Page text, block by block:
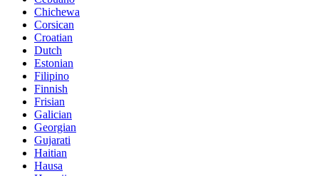
Chichewa
Corsican
Croatian
Dutch
Estonian
Filipino
Finnish
Frisian
Galician
Georgian
Gujarati
Haitian
Hausa